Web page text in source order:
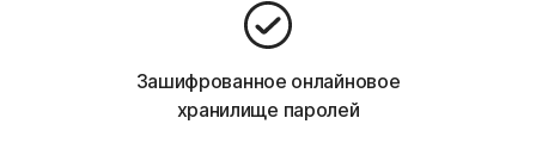
Зашифрованное онлайновое
хранилище паролей